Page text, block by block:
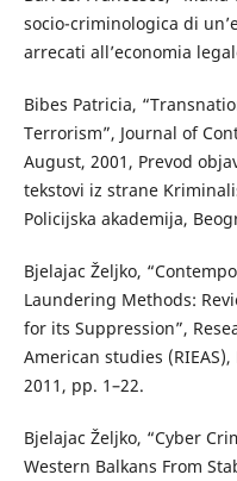
socio-criminologica di
arrecati all’economia
Bibes Patricia,
Terrorism”, Journal of
August, 2001, Prevod
tekstovi iz strane
Policijska akademija,
Bjelajac Željko,
Laundering Methods:
for its Suppression”,
American studies
2011, pp. 1–22.
Bjelajac Željko, “Cyber
Western Balkans From